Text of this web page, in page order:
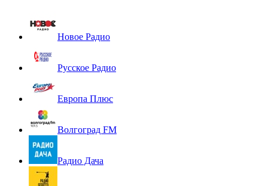
Новое Радио
Русское Радио
Европа Плюс
Волгоград FM
Радио Дача